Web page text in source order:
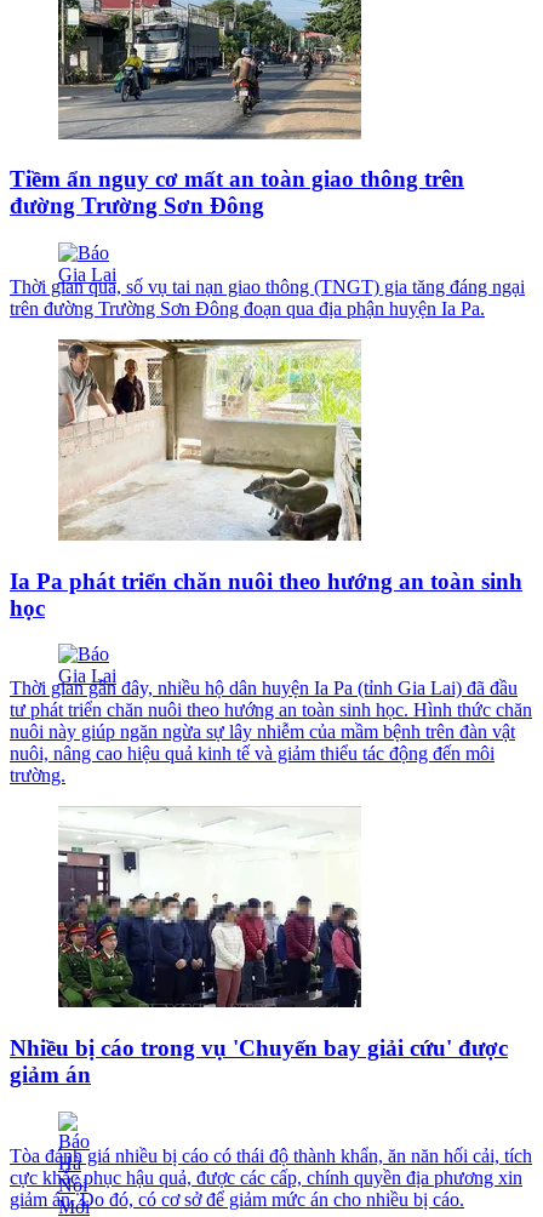
Tiềm ẩn nguy cơ mất an toàn giao thông trên
đường Trường Sơn Đông
Thời gian qua, số vụ tai nạn giao thông (TNGT) gia tăng đáng ngại
trên đường Trường Sơn Đông đoạn qua địa phận huyện Ia Pa.
Ia Pa phát triển chăn nuôi theo hướng an toàn sinh
học
Thời gian gần đây, nhiều hộ dân huyện Ia Pa (tỉnh Gia Lai) đã đầu
tư phát triển chăn nuôi theo hướng an toàn sinh học. Hình thức chăn
nuôi này giúp ngăn ngừa sự lây nhiễm của mầm bệnh trên đàn vật
nuôi, nâng cao hiệu quả kinh tế và giảm thiểu tác động đến môi
trường.
Nhiều bị cáo trong vụ 'Chuyến bay giải cứu' được
giảm án
Tòa đánh giá nhiều bị cáo có thái độ thành khẩn, ăn năn hối cải, tích
cực khắc phục hậu quả, được các cấp, chính quyền địa phương xin
giảm án. Do đó, có cơ sở để giảm mức án cho nhiều bị cáo.